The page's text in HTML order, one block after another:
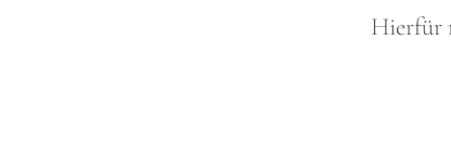
Hierfür